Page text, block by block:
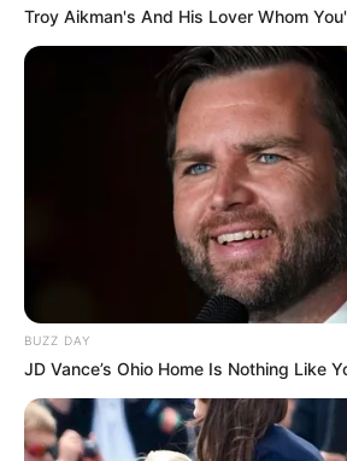
Troy Aikman's And His Lover Whom
BUZZ DAY
JD Vance’s Ohio Home Is Nothing Like